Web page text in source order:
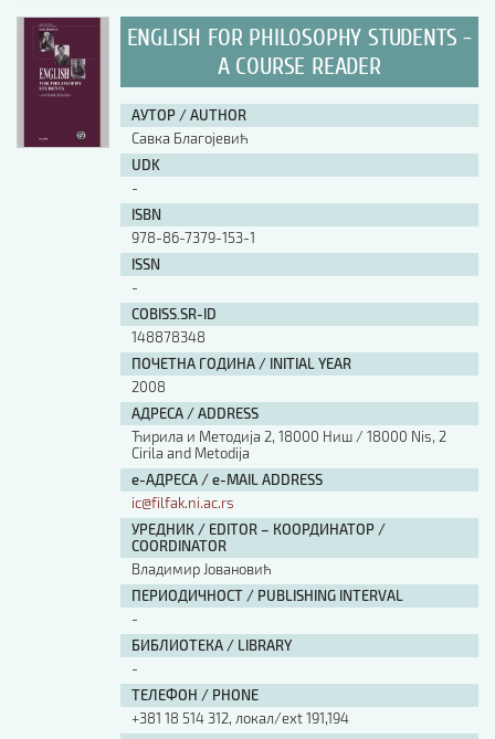
ENGLISH FOR PHILOSOPHY STUDENTS -
A COURSE READER
АУТОР / AUTHOR
Савка Благојевић
UDK
-
ISBN
978-86-7379-153-1
ISSN
-
COBISS.SR-ID
148878348
ПОЧЕТНА ГОДИНА / INITIAL YEAR
2008
АДРЕСА / ADDRESS
Ћирила и Методија 2, 18000 Ниш / 18000 Nis, 2
Cirila and Metodija
е-АДРЕСА / e-MAIL ADDRESS
ic@filfak.ni.ac.rs
УРЕДНИК / EDITOR – КООРДИНАТОР /
COORDINATOR
Владимир Јовановић
ПЕРИОДИЧНОСТ / PUBLISHING INTERVAL
-
БИБЛИОТЕКА / LIBRARY
-
ТЕЛЕФОН / PHONE
+381 18 514 312, локал/ext 191,194